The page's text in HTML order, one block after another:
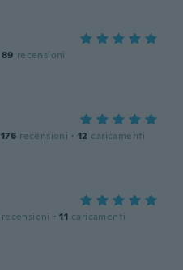
89 recensioni
176 recensioni · 12 caricamenti
recensioni · 11 caricamenti